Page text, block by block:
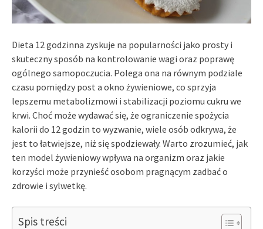
Dieta 12 godzinna zyskuje na popularności jako prosty i
skuteczny sposób na kontrolowanie wagi oraz poprawę
ogólnego samopoczucia. Polega ona na równym podziale
czasu pomiędzy post a okno żywieniowe, co sprzyja
lepszemu metabolizmowi i stabilizacji poziomu cukru we
krwi. Choć może wydawać się, że ograniczenie spożycia
kalorii do 12 godzin to wyzwanie, wiele osób odkrywa, że
jest to łatwiejsze, niż się spodziewały. Warto zrozumieć, jak
ten model żywieniowy wpływa na organizm oraz jakie
korzyści może przynieść osobom pragnącym zadbać o
zdrowie i sylwetkę.
Spis treści